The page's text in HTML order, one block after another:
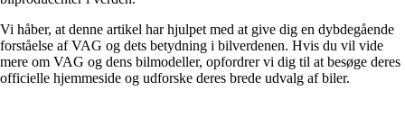
Vi håber, at denne artikel har hjulpet med at give dig en dybdegående
forståelse af VAG og dets betydning i bilverdenen. Hvis du vil vide
mere om VAG og dens bilmodeller, opfordrer vi dig til at besøge deres
officielle hjemmeside og udforske deres brede udvalg af biler.